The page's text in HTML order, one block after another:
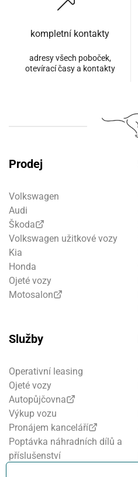
kompletní kontakty
adresy všech poboček,
otevírací časy a kontakty
Prodej
Volkswagen
Audi
Škoda
Volkswagen užitkové vozy
Kia
Honda
Ojeté vozy
Motosalon
Služby
Operativní leasing
Ojeté vozy
Autopůjčovna
Výkup vozu
Pronájem kanceláří
Poptávka náhradních dílů a
příslušenství